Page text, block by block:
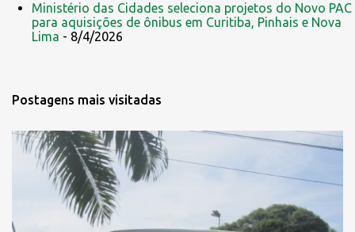
Ministério das Cidades seleciona projetos do Novo PAC
para aquisições de ônibus em Curitiba, Pinhais e Nova
Lima - 8/4/2026
Postagens mais visitadas